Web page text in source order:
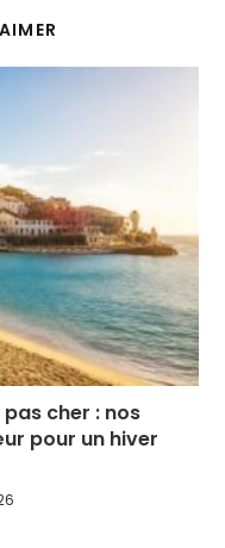
cher : nos
pour un hiver